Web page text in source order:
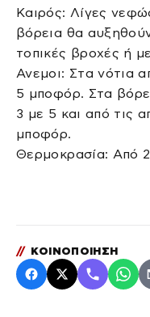
Καιρός: Λίγες
βόρεια θα
τοπικές βροχές ή
Ανεμοι: Στα νότια
5 μποφόρ. Στα
3 με 5 και από τις
μποφόρ.
Θερμοκρασία: Από
// ΚΟΙΝΟΠΟΙΗΣΗ